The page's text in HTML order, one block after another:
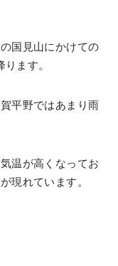
国見山にかけての
ます。
平野ではあまり雨
温が高くなってお
現れています。